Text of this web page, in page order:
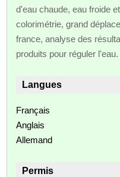
d'eau chaude, eau froide
colorimétrie, grand
france, analyse des
produits pour réguler l'eau.
Langues
Français
Anglais
Allemand
Permis